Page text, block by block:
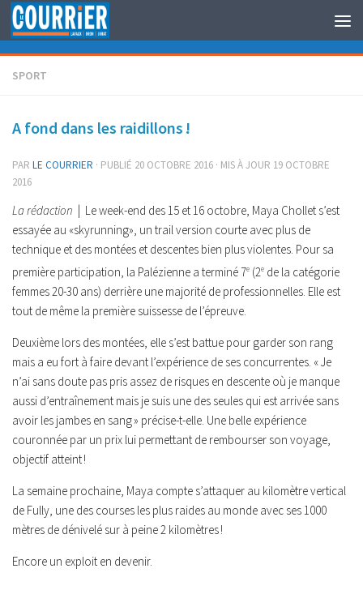
Au dessous du contenu
SPORT
A fond dans les raidillons !
PAR LE COURRIER · PUBLIÉ 20 OCTOBRE 2016 · MIS À JOUR 19 OCTOBRE
2016
La rédaction | Le week-end des 15 et 16 octobre, Maya Chollet s’est
essayée au «skyrunning», un trail version courte avec plus de
technique et des montées et descentes bien plus violentes. Pour sa
première participation, la Palézienne a terminé 7e (2e de la catégorie
femmes 20-30 ans) derrière une majorité de professionnelles. Elle est
tout de même la première suissesse de l’épreuve.
Deuxième lors des montées, elle s’est battue pour garder son rang
mais a eu fort à faire devant l’expérience de ses concurrentes. « Je
n’ai sans doute pas pris assez de risques en descente où je manque
aussi d’entraînement mais je suis une des seules qui est arrivée sans
avoir les jambes en sang » précise-t-elle. Une belle expérience
couronnée par un prix lui permettant de rembourser son voyage,
objectif atteint !
La semaine prochaine, Maya compte s’attaquer au kilomètre vertical
de Fully, une des courses les plus raides au monde avec ses 1000
mètres de dénivelé sur à peine 2 kilomètres !
Encore un exploit en devenir.